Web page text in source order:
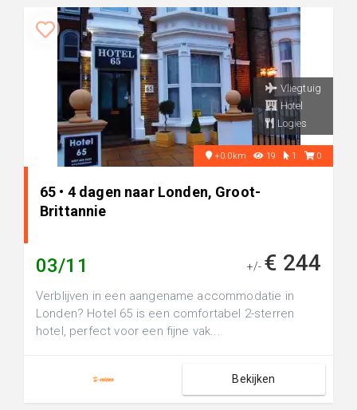
Vliegtuig
Hotel
Logies
+0.0km 19 1 0
65 • 4 dagen naar Londen, Groot-
Brittannie
03/11 +/- € 244
Verblijven in een aangename accommodatie in
Londen? Hotel 65 is een comfortabel 2-sterren
hotel, perfect voor een fijne vak...
Bekijken